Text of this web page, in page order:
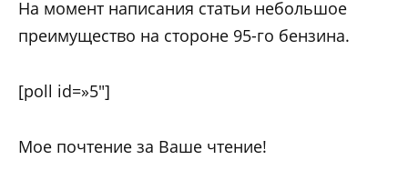
На момент написания статьи небольшое
преимущество на стороне 95-го бензина.
[poll id=»5″]
Мое почтение за Ваше чтение!